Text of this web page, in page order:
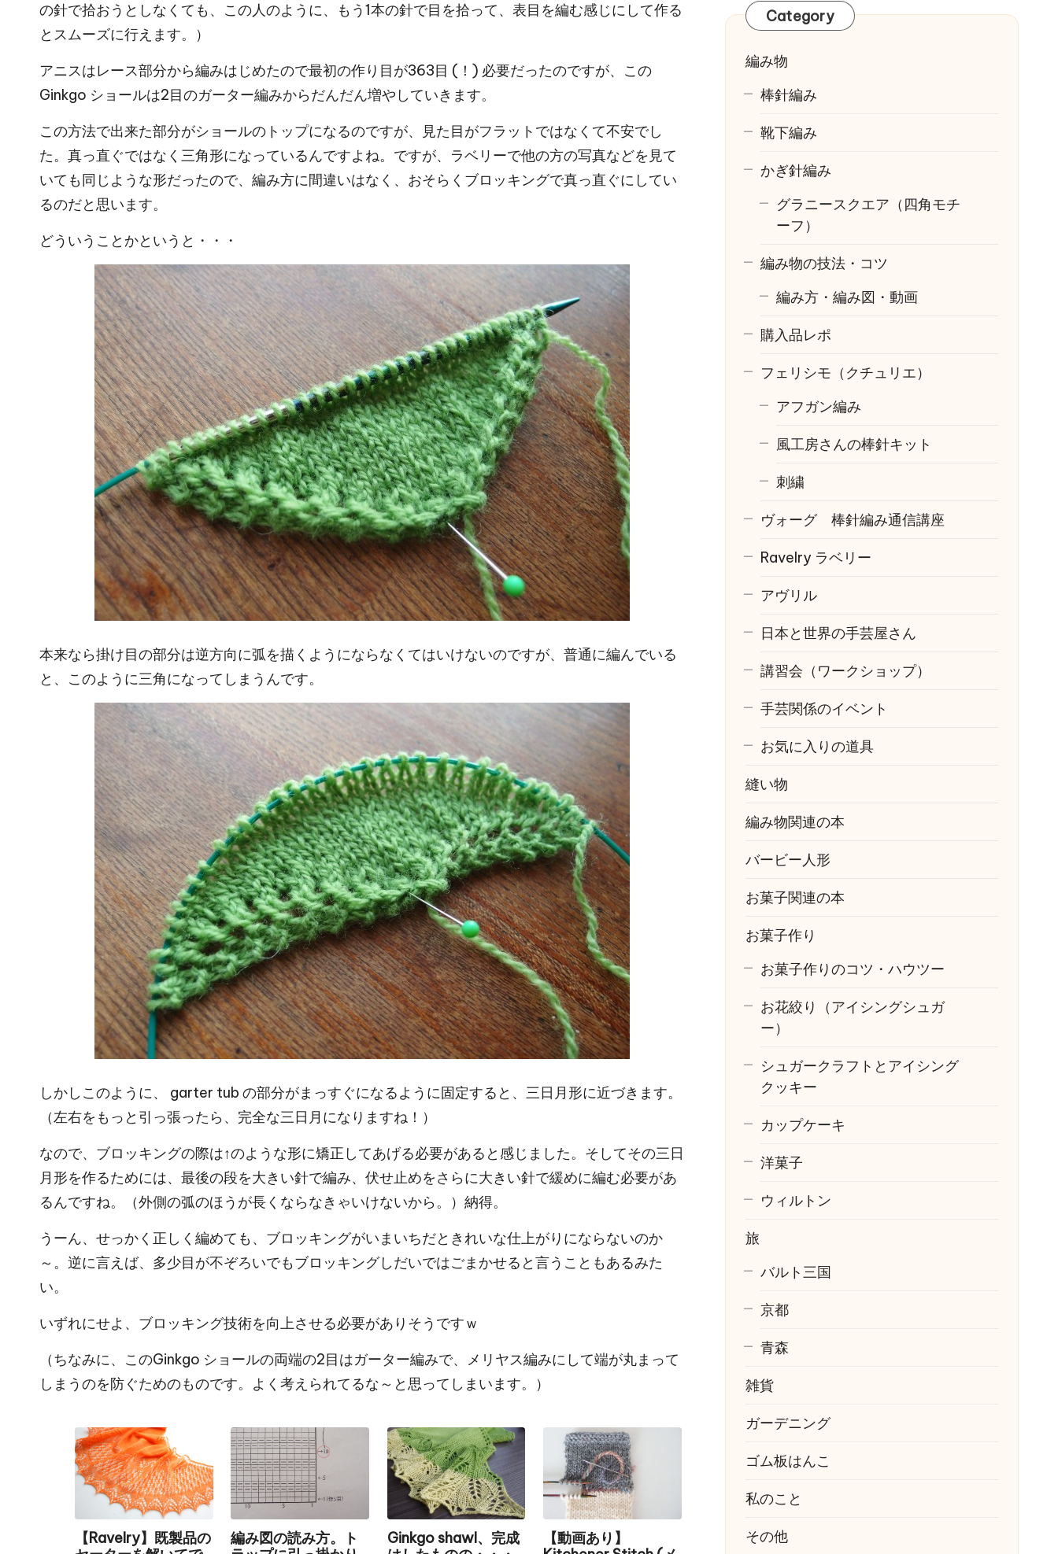
の針で拾おうとしなくても、この人のように、もう1本の針で目を拾って、表目を編む感じにして作る
とスムーズに行えます。）
アニスはレース部分から編みはじめたので最初の作り目が363目 (！) 必要だったのですが、この
Ginkgo ショールは2目のガーター編みからだんだん増やしていきます。
この方法で出来た部分がショールのトップになるのですが、見た目がフラットではなくて不安でし
た。真っ直ぐではなく三角形になっているんですよね。ですが、ラベリーで他の方の写真などを見て
いても同じような形だったので、編み方に間違いはなく、おそらくブロッキングで真っ直ぐにしてい
るのだと思います。
どういうことかというと・・・
本来なら掛け目の部分は逆方向に弧を描くようにならなくてはいけないのですが、普通に編んでいる
と、このように三角になってしまうんです。
しかしこのように、 garter tub の部分がまっすぐになるように固定すると、三日月形に近づきます。
（左右をもっと引っ張ったら、完全な三日月になりますね！）
なので、ブロッキングの際は↑のような形に矯正してあげる必要があると感じました。そしてその三日
月形を作るためには、最後の段を大きい針で編み、伏せ止めをさらに大きい針で緩めに編む必要があ
るんですね。（外側の弧のほうが長くならなきゃいけないから。）納得。
うーん、せっかく正しく編めても、ブロッキングがいまいちだときれいな仕上がりにならないのか
～。逆に言えば、多少目が不ぞろいでもブロッキングしだいではごまかせると言うこともあるみた
い。
いずれにせよ、ブロッキング技術を向上させる必要がありそうですｗ
（ちなみに、このGinkgo ショールの両端の2目はガーター編みで、メリヤス編みにして端が丸まって
しまうのを防ぐためのものです。よく考えられてるな～と思ってしまいます。）
【Ravelry】既製品の
編み図の読み方。ト
Ginkgo shawl、完成
【動画あり】
Category
編み物
棒針編み
靴下編み
かぎ針編み
グラニースクエア（四角モチ
ーフ）
編み物の技法・コツ
編み方・編み図・動画
購入品レポ
フェリシモ（クチュリエ）
アフガン編み
風工房さんの棒針キット
刺繍
ヴォーグ 棒針編み通信講座
Ravelry ラベリー
アヴリル
日本と世界の手芸屋さん
講習会（ワークショップ）
手芸関係のイベント
お気に入りの道具
縫い物
編み物関連の本
バービー人形
お菓子関連の本
お菓子作り
お菓子作りのコツ・ハウツー
お花絞り（アイシングシュガ
ー）
シュガークラフトとアイシング
クッキー
カップケーキ
洋菓子
ウィルトン
旅
バルト三国
京都
青森
雑貨
ガーデニング
ゴム板はんこ
私のこと
その他